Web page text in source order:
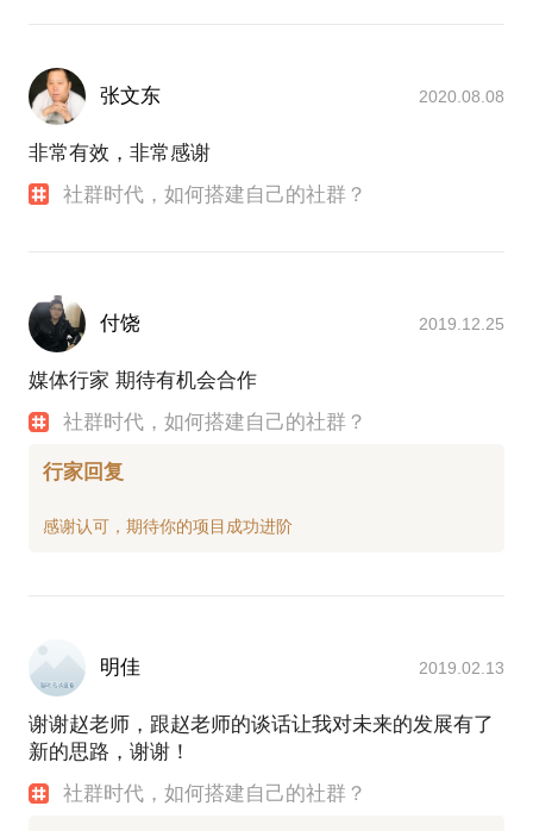
张文东 2020.08.08
非常有效，非常感谢
社群时代，如何搭建自己的社群？
付饶 2019.12.25
媒体行家 期待有机会合作
社群时代，如何搭建自己的社群？
行家回复
明佳 2019.02.13
谢谢赵老师，跟赵老师的谈话让我对未来的发展有了
新的思路，谢谢！
社群时代，如何搭建自己的社群？